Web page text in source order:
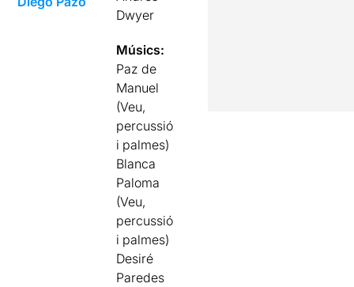
Dwyer
Músics:
Paz de
Manuel
(Veu,
percussió
i palmes)
Blanca
Paloma
(Veu,
percussió
i palmes)
Desiré
Paredes